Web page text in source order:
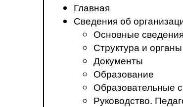
Главная
Сведения об
Основные сведения
Структура и
Документы
Образование
Образовательные
Руководство.